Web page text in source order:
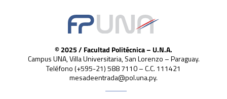
© 2025 / Facultad Politécnica – U.N.A.
Campus UNA, Villa Universitaria, San Lorenzo – Paraguay.
Teléfono (+595-21) 588 7110 – C.C. 111421
mesadeentrada@pol.una.py.